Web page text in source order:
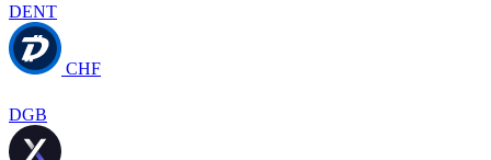
DENT
CHF
DGB